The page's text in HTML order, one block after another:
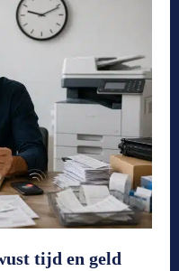
tijd en geld